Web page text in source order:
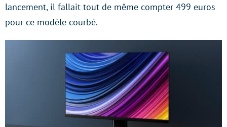
lancement, il fallait tout de même compter 499 euros
pour ce modèle courbé.